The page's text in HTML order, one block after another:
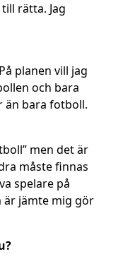
rätta. Jag
planen vill jag
och bara
än bara fotboll.
men det är
måste finnas
spelare på
är jämte mig gör